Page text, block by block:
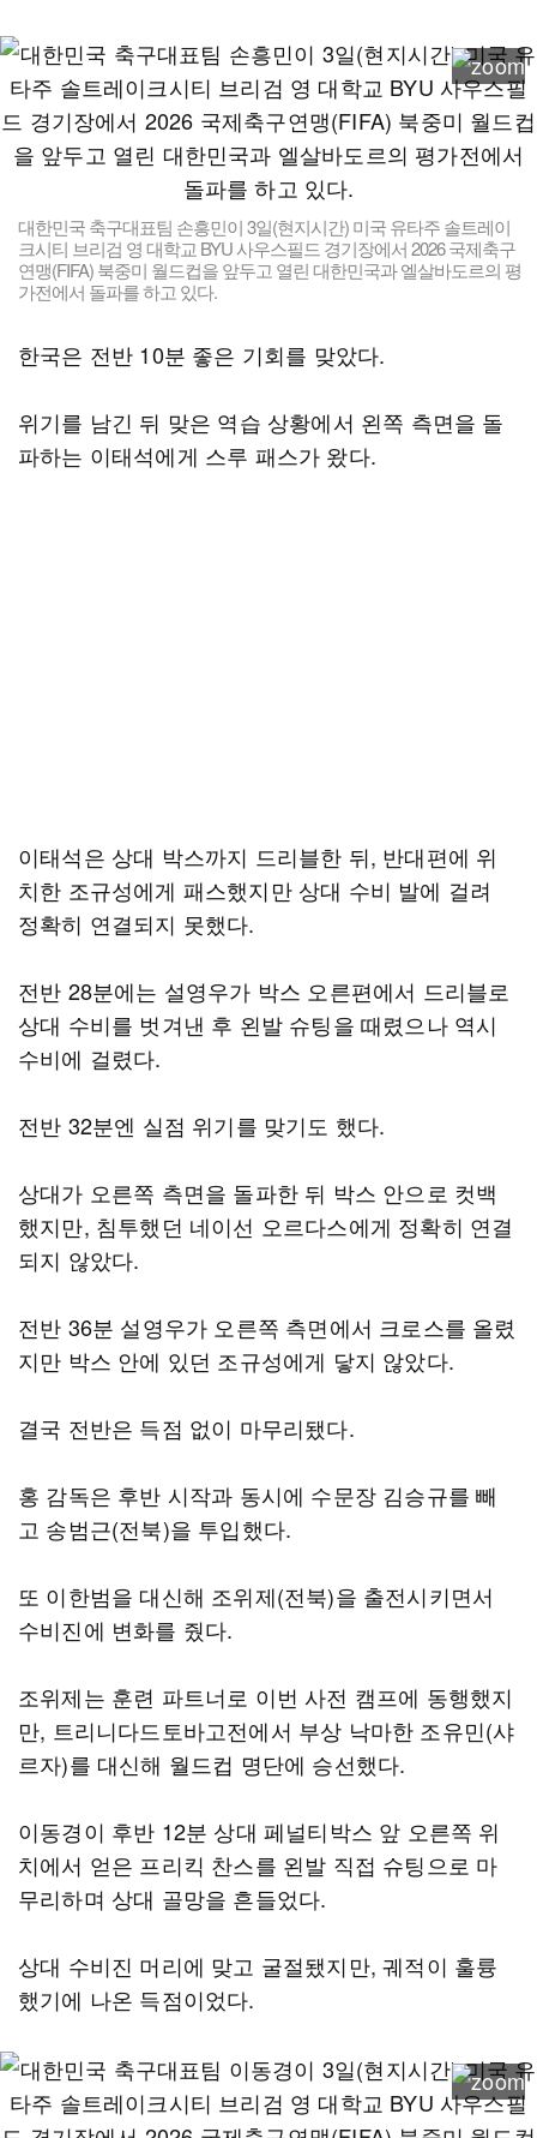
대한민국 축구대표팀 손흥민이 3일(현지시간) 미국 유타주 솔트레이
크시티 브리검 영 대학교 BYU 사우스필드 경기장에서 2026 국제축구
연맹(FIFA) 북중미 월드컵을 앞두고 열린 대한민국과 엘살바도르의 평
가전에서 돌파를 하고 있다.
한국은 전반 10분 좋은 기회를 맞았다.
위기를 남긴 뒤 맞은 역습 상황에서 왼쪽 측면을 돌
파하는 이태석에게 스루 패스가 왔다.
이태석은 상대 박스까지 드리블한 뒤, 반대편에 위
치한 조규성에게 패스했지만 상대 수비 발에 걸려
정확히 연결되지 못했다.
전반 28분에는 설영우가 박스 오른편에서 드리블로
상대 수비를 벗겨낸 후 왼발 슈팅을 때렸으나 역시
수비에 걸렸다.
전반 32분엔 실점 위기를 맞기도 했다.
상대가 오른쪽 측면을 돌파한 뒤 박스 안으로 컷백
했지만, 침투했던 네이선 오르다스에게 정확히 연결
되지 않았다.
전반 36분 설영우가 오른쪽 측면에서 크로스를 올렸
지만 박스 안에 있던 조규성에게 닿지 않았다.
결국 전반은 득점 없이 마무리됐다.
홍 감독은 후반 시작과 동시에 수문장 김승규를 빼
고 송범근(전북)을 투입했다.
또 이한범을 대신해 조위제(전북)을 출전시키면서
수비진에 변화를 줬다.
조위제는 훈련 파트너로 이번 사전 캠프에 동행했지
만, 트리니다드토바고전에서 부상 낙마한 조유민(샤
르자)를 대신해 월드컵 명단에 승선했다.
이동경이 후반 12분 상대 페널티박스 앞 오른쪽 위
치에서 얻은 프리킥 찬스를 왼발 직접 슈팅으로 마
무리하며 상대 골망을 흔들었다.
상대 수비진 머리에 맞고 굴절됐지만, 궤적이 훌륭
했기에 나온 득점이었다.